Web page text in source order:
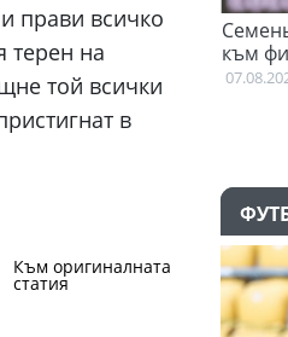
прави всичко
терен на
той всички
в
Към оригиналната
статия
Семеньо: Трябва да се
към философията на
07.08.2026